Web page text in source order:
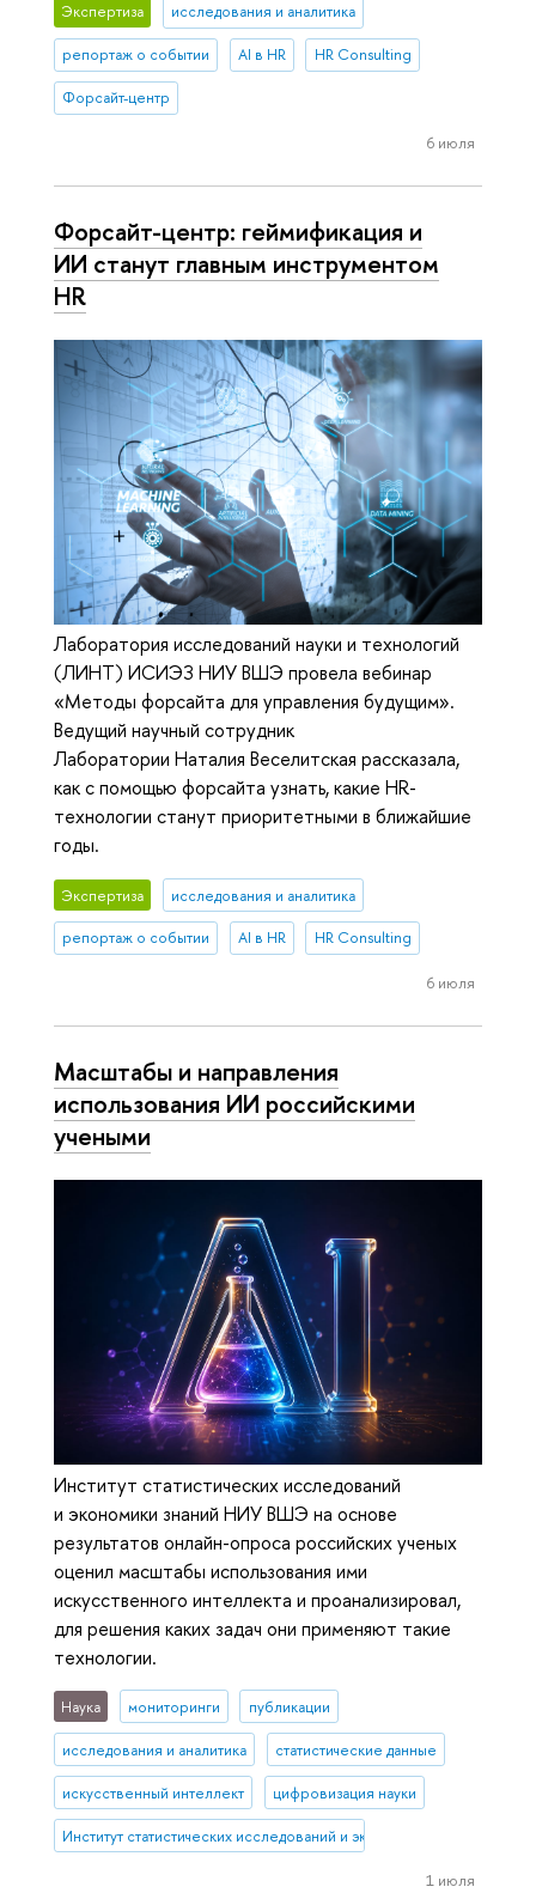
Экспертиза исследования и аналитика
репортаж о событии AI в HR HR Consulting
Форсайт-центр
6 июля
Форсайт-центр: геймификация и
ИИ станут главным инструментом
HR
Лаборатория исследований науки и технологий
(ЛИНТ) ИСИЭЗ НИУ ВШЭ провела вебинар
«Методы форсайта для управления будущим».
Ведущий научный сотрудник
Лаборатории Наталия Веселитская рассказала,
как с помощью форсайта узнать, какие HR-
технологии станут приоритетными в ближайшие
годы.
Экспертиза исследования и аналитика
репортаж о событии AI в HR HR Consulting
6 июля
Масштабы и направления
использования ИИ российскими
учеными
Институт статистических исследований
и экономики знаний НИУ ВШЭ на основе
результатов онлайн-опроса российских ученых
оценил масштабы использования ими
искусственного интеллекта и проанализировал,
для решения каких задач они применяют такие
технологии.
Наука мониторинги публикации
исследования и аналитика статистические данные
искусственный интеллект цифровизация науки
Институт статистических исследований и экономики знаний
1 июля